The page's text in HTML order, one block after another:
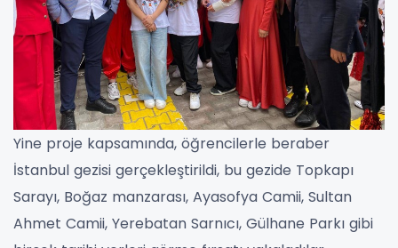
Yine proje kapsamında, öğrencilerle beraber
İstanbul gezisi gerçekleştirildi, bu gezide Topkapı
Sarayı, Boğaz manzarası, Ayasofya Camii, Sultan
Ahmet Camii, Yerebatan Sarnıcı, Gülhane Parkı gibi